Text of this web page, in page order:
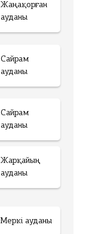
Жаңақорған
ауданы
Сайрам
ауданы
Сайрам
ауданы
Жарқайың
ауданы
Меркі ауданы